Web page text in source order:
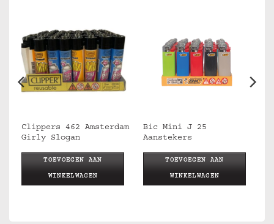
Clippers 462 Amsterdam
Girly Slogan
TOEVOEGEN AAN
WINKELWAGEN
Bic Mini J 25
Aanstekers
TOEVOEGEN AAN
WINKELWAGEN